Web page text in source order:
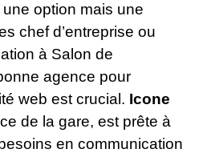
option mais une
chef d’entreprise ou
à Salon de
agence pour
web est crucial. Icone
de la gare, est prête à
en communication